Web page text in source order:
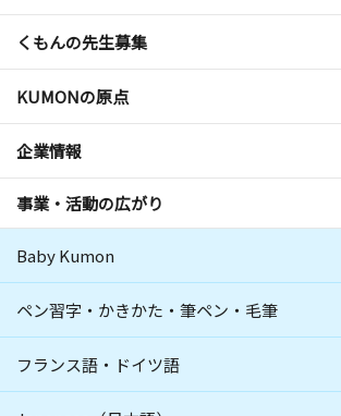
くもんの先生募集
KUMONの原点
企業情報
事業・活動の広がり
Baby Kumon
ペン習字・かきかた・筆ペン・毛筆
フランス語・ドイツ語